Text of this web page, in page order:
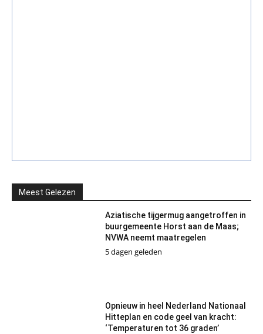
Meest Gelezen
Aziatische tijgermug aangetroffen in
buurgemeente Horst aan de Maas;
NVWA neemt maatregelen
5 dagen geleden
Opnieuw in heel Nederland Nationaal
Hitteplan en code geel van kracht:
‘Temperaturen tot 36 graden’